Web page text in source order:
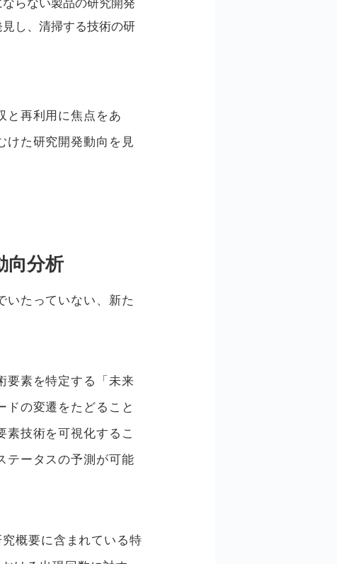
し、清掃する技術の研
と再利用に焦点をあ
けた研究開発動向を見
向分析
いたっていない、新た
要素を特定する「未来
ドの変遷をたどること
技術を可視化するこ
テータスの予測が可能
概要に含まれている特